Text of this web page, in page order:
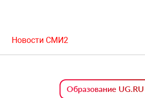
Новости СМИ2
Образование UG.RU